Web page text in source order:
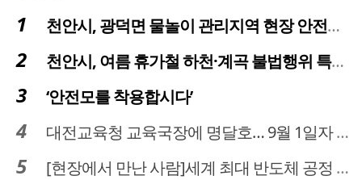
천안시, 광덕면 물놀이 관리지역 현장 안전점검 실시
천안시, 여름 휴가철 하천·계곡 불법행위 특별단속
‘안전모를 착용합시다’
대전교육청 교육국장에 명달호… 9월 1일자 181명 인사
[현장에서 만난 사람]세계 최대 반도체 공정 장비 제조 기업 ASML 한종호 매니저